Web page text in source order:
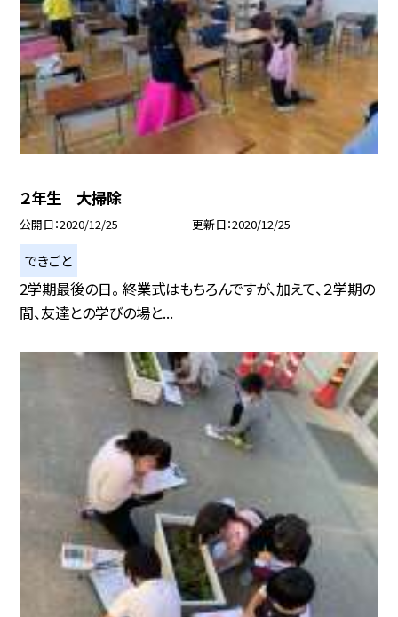
２年生 大掃除
公開日 2020/12/25 更新日 2020/12/25
できごと
2学期最後の日。 終業式はもちろんですが、加えて、２学期の
間、友達との学びの場と...